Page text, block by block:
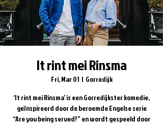
It rint mei Rinsma
Fri, Mar 01
  |
Gorredijk
‘It rint mei Rinsma’ is een Gorredijkster komedie,
geïnspireerd door de beroemde Engelse serie
“Are you being served?” en wordt gespeeld door